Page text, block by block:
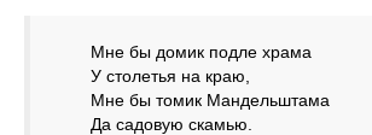
Мне бы домик подле храма
У столетья на краю,
Мне бы томик Мандельштама
Да садовую скамью.